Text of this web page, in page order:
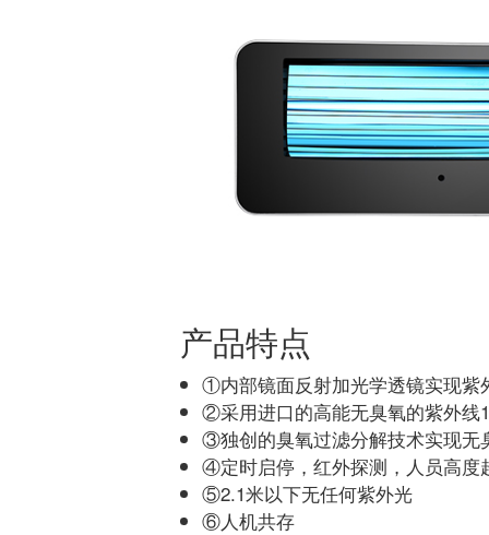
产品特点
①内部镜面反射加光学透镜实现紫
②采用进口的高能无臭氧的紫外线
③独创的臭氧过滤分解技术实现无
④定时启停，红外探测，人员高度
⑤2.1米以下无任何紫外光
⑥人机共存